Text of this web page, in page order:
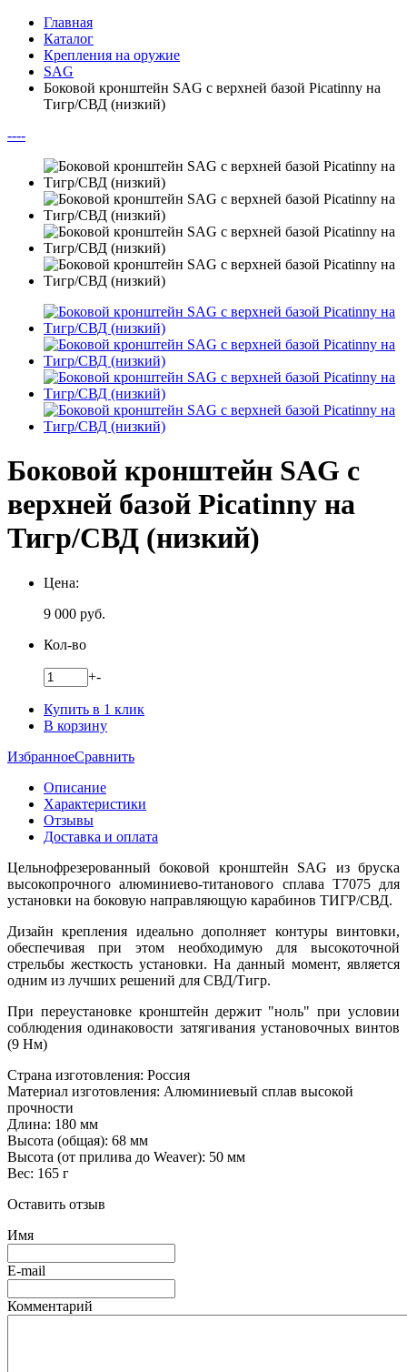
Главная
Каталог
Крепления на оружие
SAG
Боковой кронштейн SAG с верхней базой Picatinny на
Тигр/СВД (низкий)
----
Боковой кронштейн SAG с
верхней базой Picatinny на
Тигр/СВД (низкий)
Цена:
9 000 руб.
Кол-во
+-
Купить в 1 клик
В корзину
ИзбранноеСравнить
Описание
Характеристики
Отзывы
Доставка и оплата
Цельнофрезерованный боковой кронштейн SAG из бруска
высокопрочного алюминиево-титанового сплава Т7075 для
установки на боковую направляющую карабинов ТИГР/СВД.
Дизайн крепления идеально дополняет контуры винтовки,
обеспечивая при этом необходимую для высокоточной
стрельбы жесткость установки. На данный момент, является
одним из лучших решений для СВД/Тигр.
При переустановке кронштейн держит "ноль" при условии
соблюдения одинаковости затягивания установочных винтов
(9 Нм)
Страна изготовления: Россия
Материал изготовления: Алюминиевый сплав высокой
прочности
Длина: 180 мм
Высота (общая): 68 мм
Высота (от прилива до Weaver): 50 мм
Вес: 165 г
Оставить отзыв
Имя
E-mail
Комментарий